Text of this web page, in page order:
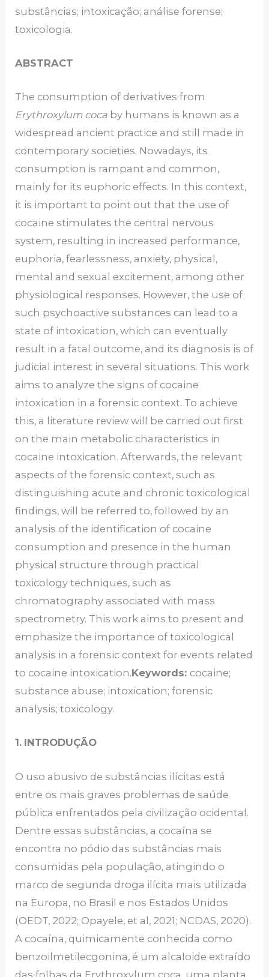
substâncias; intoxicação; análise forense;
toxicologia.
ABSTRACT
The consumption of derivatives from
Erythroxylum coca by humans is known as a
widespread ancient practice and still made in
contemporary societies. Nowadays, its
consumption is rampant and common,
mainly for its euphoric effects. In this context,
it is important to point out that the use of
cocaine stimulates the central nervous
system, resulting in increased performance,
euphoria, fearlessness, anxiety, physical,
mental and sexual excitement, among other
physiological responses. However, the use of
such psychoactive substances can lead to a
state of intoxication, which can eventually
result in a fatal outcome, and its diagnosis is of
judicial interest in several situations. This work
aims to analyze the signs of cocaine
intoxication in a forensic context. To achieve
this, a literature review will be carried out first
on the main metabolic characteristics in
cocaine intoxication. Afterwards, the relevant
aspects of the forensic context, such as
distinguishing acute and chronic toxicological
findings, will be referred to, followed by an
analysis of the identification of cocaine
consumption and presence in the human
physical structure through practical
toxicology techniques, such as
chromatography associated with mass
spectrometry. This work aims to present and
emphasize the importance of toxicological
analysis in a forensic context for events related
to cocaine intoxication.Keywords: cocaine;
substance abuse; intoxication; forensic
analysis; toxicology.
1. INTRODUÇÃO
O uso abusivo de substâncias ilícitas está
entre os mais graves problemas de saúde
pública enfrentados pela civilização ocidental.
Dentre essas substâncias, a cocaína se
encontra no pódio das substâncias mais
consumidas pela população, atingindo o
marco de segunda droga ilícita mais utilizada
na Europa, no Brasil e nos Estados Unidos
(OEDT, 2022; Opayele, et al, 2021; NCDAS, 2020).
A cocaína, quimicamente conhecida como
benzoilmetilecgonina, é um alcaloide extraído
das folhas da Erythroxylum coca, uma planta